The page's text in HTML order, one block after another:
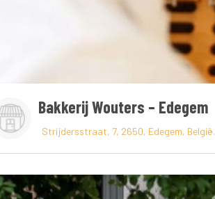
Bakkerij Wouters – Edegem
Strijdersstraat, 7, 2650, Edegem, België.